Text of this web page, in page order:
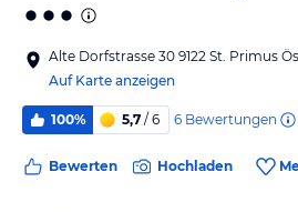
Alte Dorfstrasse 30 9122 St. Primus
Auf Karte anzeigen
100% 5,7 / 6 6 Bewertungen
Bewerten Hochladen